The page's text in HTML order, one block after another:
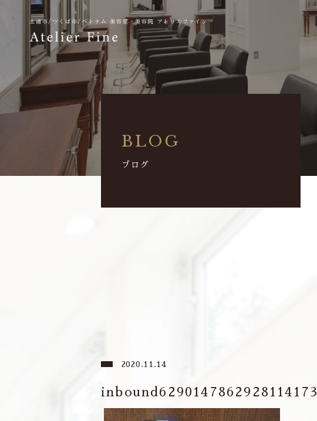
土浦市/つくば市/ベトナム美容室・美容院 アトリエファイン
BLOG
ブログ
2020.11.14
inbound6290147862928114173